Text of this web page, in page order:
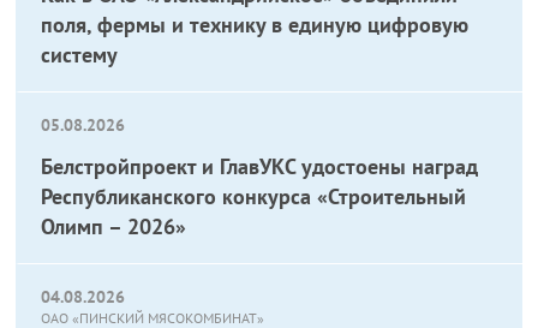
поля, фермы и технику в единую цифровую
систему
05.08.2026
Белстройпроект и ГлавУКС удостоены наград
Республиканского конкурса «Строительный
Олимп – 2026»
04.08.2026
ОАО «ПИНСКИЙ МЯСОКОМБИНАТ»